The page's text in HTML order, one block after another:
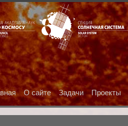
О сайте Задачи Проекты